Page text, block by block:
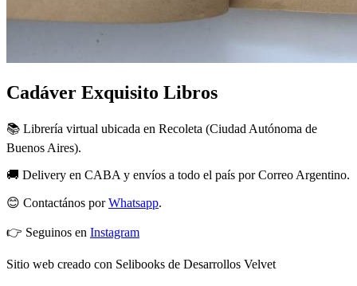
Cadáver Exquisito Libros
📚 Librería virtual ubicada en Recoleta (Ciudad Autónoma de
Buenos Aires).
🚚 Delivery en CABA y envíos a todo el país por Correo Argentino.
😊 Contactános porWhatsapp.
👉 Seguinos en Instagram
Sitio web creado con Selibooks de Desarrollos Velvet